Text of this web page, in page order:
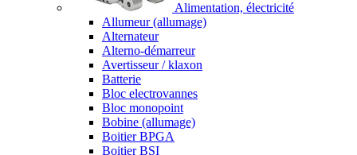
Alimentation, électricité
Allumeur (allumage)
Alternateur
Alterno-démarreur
Avertisseur / klaxon
Batterie
Bloc electrovannes
Bloc monopoint
Bobine (allumage)
Boitier BPGA
Boitier BSI